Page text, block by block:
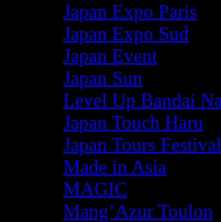
Japan Expo Paris
Japan Expo Sud
Japan Event
Japan Sun
Level Up Bandai
Japan Touch Haru
Japan Tours Festival
Made in Asia
MAGIC
Mang’Azur Toulon